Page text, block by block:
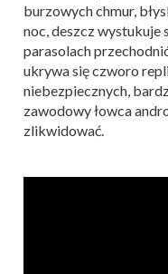
burzowych chmur,
noc, deszcz
parasolach
ukrywa się czworo
niebezpiecznych,
zawodowy łowca
zlikwidować.